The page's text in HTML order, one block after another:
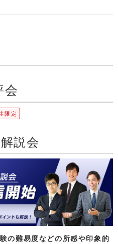
会
限定
説会
の難易度などの所感や印象的